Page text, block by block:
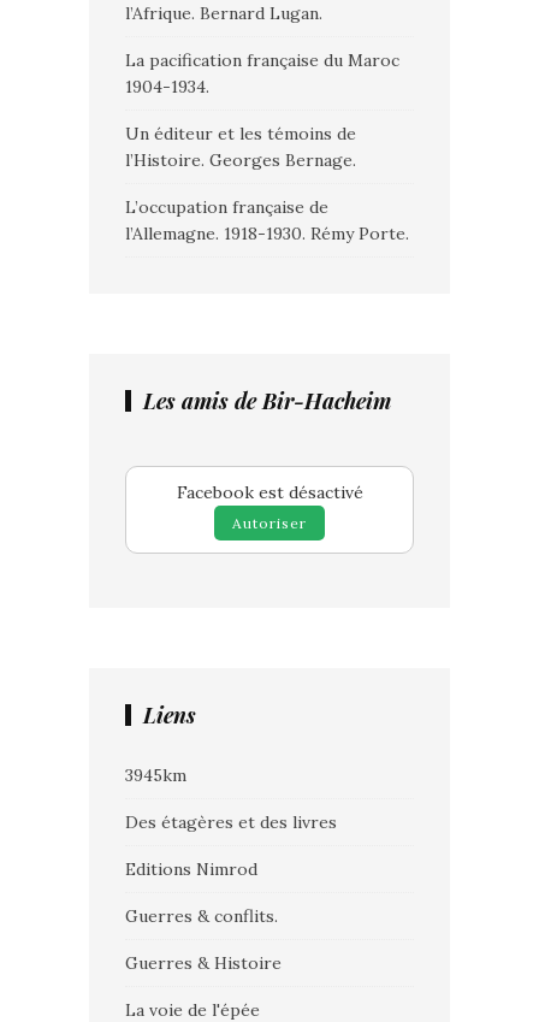
l’Afrique. Bernard Lugan.
La pacification française du Maroc
1904-1934.
Un éditeur et les témoins de
l’Histoire. Georges Bernage.
L’occupation française de
l’Allemagne. 1918-1930. Rémy Porte.
Les amis de Bir-Hacheim
Facebook est désactivé
Autoriser
Liens
3945km
Des étagères et des livres
Editions Nimrod
Guerres & conflits.
Guerres & Histoire
La voie de l'épée